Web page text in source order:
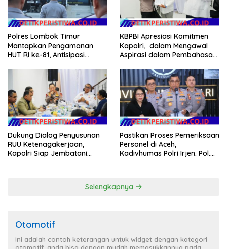
Polres Lombok Timur
Mantapkan Pengamanan
HUT RI ke-81, Antisipasi
Agenda Kapolri
KBPBI Apresiasi Komitmen
Kapolri, dalam Mengawal
Aspirasi dalam Pembahasan
Dukung Dialog Penyusunan
RUU Ketenagakerjaan,
Kapolri Siap Jembatani
Pastikan Proses Pemeriksaan
Personel di Aceh,
Kadivhumas Polri Irjen. Pol.
Selengkapnya
Otomotif
Ini adalah contoh keterangan untuk widget dengan kategori